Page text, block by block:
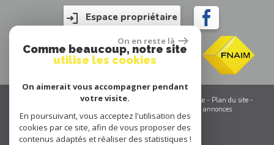
Espace propriétaire
© 2026 | Tous droits réservés | Traduction powered by Google - Plan du site-
Toutes nos annonces
Site internet compatible multi-supports,
On en reste là
Comme beaucoup, notre site
utilise les cookies
On aimerait vous accompagner pendant
votre visite.
En poursuivant, vous acceptez l'utilisation des
cookies par ce site, afin de vous proposer des
contenus adaptés et réaliser des statistiques !